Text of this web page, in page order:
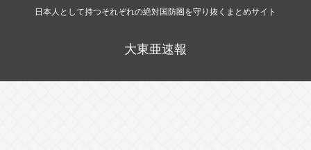
日本人として持つそれぞれの絶対国防圏を守り抜くまとめサイト
大東亜速報